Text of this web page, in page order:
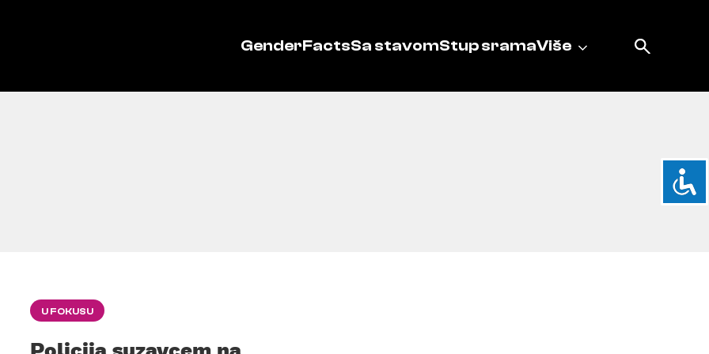
GenderFactsSa stavomStup sramaViše
U FOKUSU